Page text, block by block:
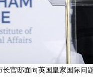
官邸面向英国皇家国际